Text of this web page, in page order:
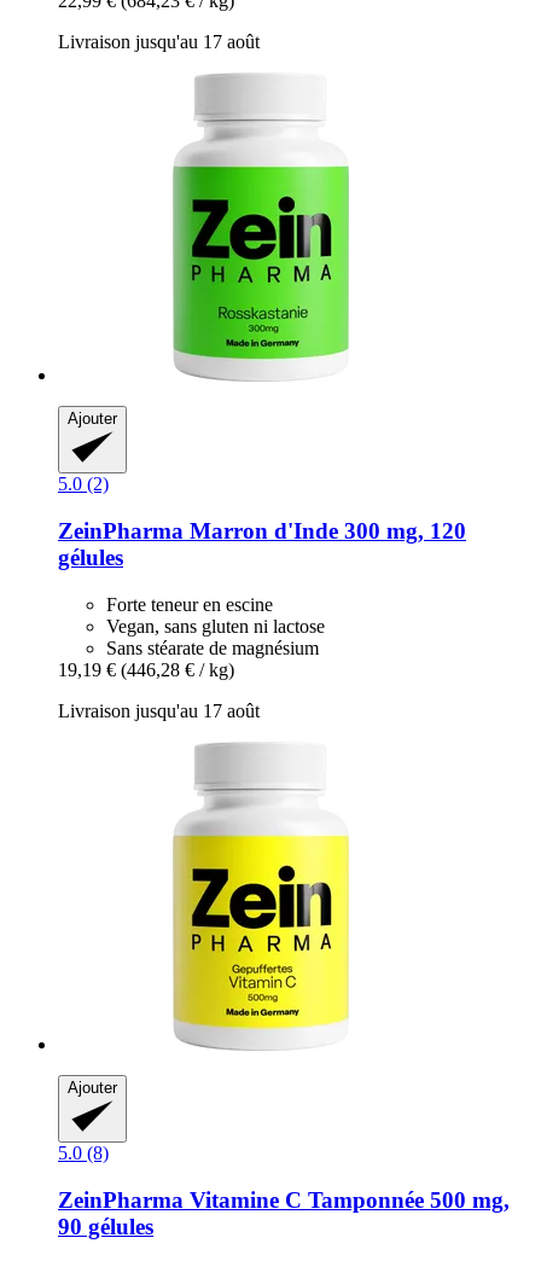
Livraison jusqu'au 17 août
Ajouter
5.0 (2)
ZeinPharma Marron d'Inde 300 mg, 120
gélules
Forte teneur en escine
Vegan, sans gluten ni lactose
Sans stéarate de magnésium
19,19 € (446,28 € / kg)
Livraison jusqu'au 17 août
Ajouter
5.0 (8)
ZeinPharma Vitamine C Tamponnée 500 mg,
90 gélules